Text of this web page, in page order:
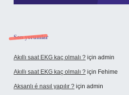
Son yorumlar
Akıllı saat EKG kaç olmalı ? için admin
Akıllı saat EKG kaç olmalı ? için Fehime
Aksanlı é nasıl yapılır ? için admin